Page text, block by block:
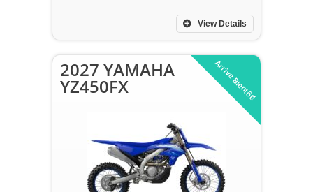
View Details
Arrive Bientôt!
2027 YAMAHA
YZ450FX